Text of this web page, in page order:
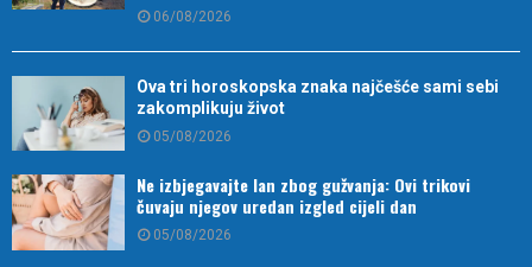
06/08/2026
Ova tri horoskopska znaka najčešće sami sebi
zakomplikuju život
05/08/2026
Ne izbjegavajte lan zbog gužvanja: Ovi trikovi
čuvaju njegov uredan izgled cijeli dan
05/08/2026